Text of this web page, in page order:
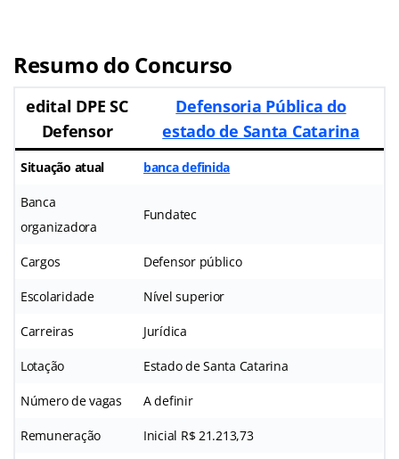
Resumo do Concurso
edital DPE SC
Defensor
Defensoria Pública do
estado de Santa Catarina
Situação atual banca definida
Banca
organizadora
Fundatec
Cargos Defensor público
Escolaridade Nível superior
Carreiras Jurídica
Lotação Estado de Santa Catarina
Número de vagas A definir
Remuneração Inicial R$ 21.213,73